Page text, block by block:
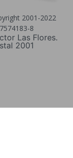
2001-2022
8
Las Flores.
2001